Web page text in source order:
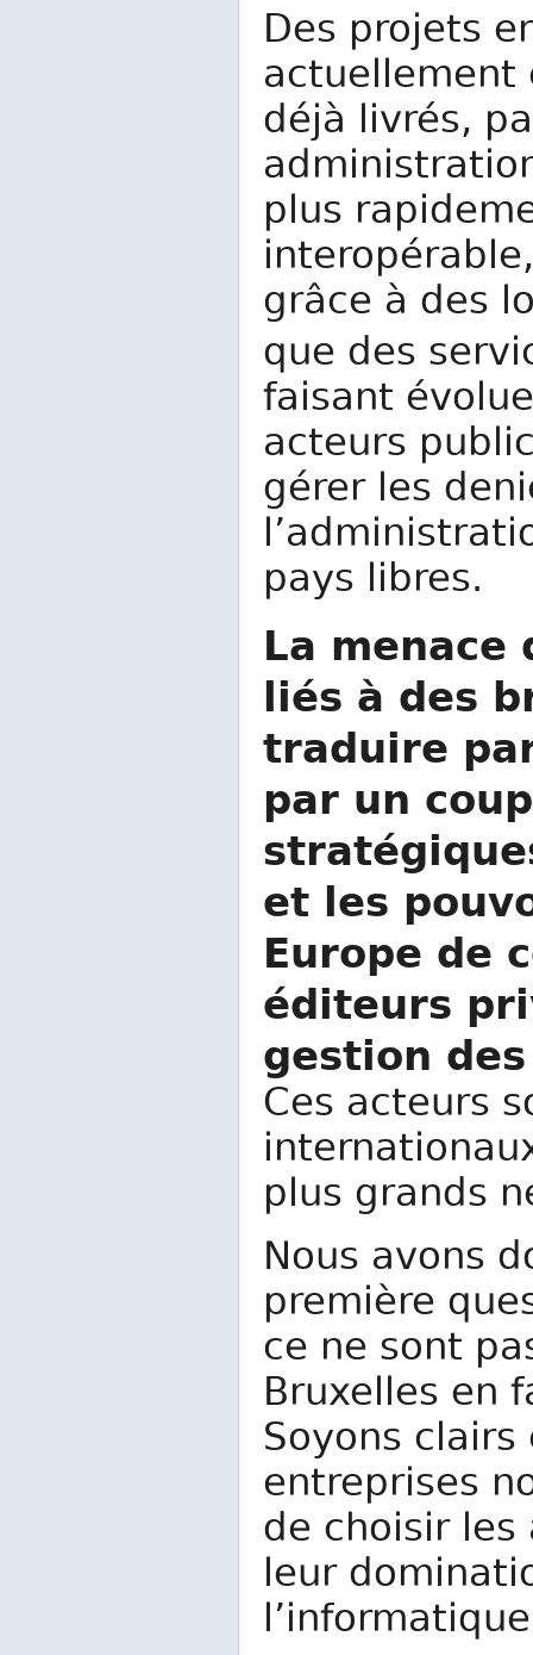
Des projets
actuellement
déjà livrés,
plus
grâce à des
que des
faisant
acteurs
gérer les
pays libres.
La
liés à des
traduire
par un
et les
Europe de
éditeurs
gestion
Ces acteurs
plus grands
Nous avons
première
ce ne sont
Bruxelles en
Soyons
entreprises
de choisir les
leur